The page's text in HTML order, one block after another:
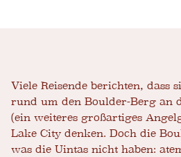
Viele Reisende berichten, dass
rund um den Boulder-Berg an
(ein weiteres großartiges
Lake City denken. Doch die
was die Uintas nicht haben: